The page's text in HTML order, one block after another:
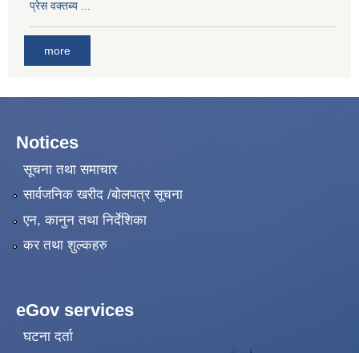
प्रेस वक्तब्य ...
more
Notices
सूचना तथा समाचार
सार्वजनिक खरीद /बोलपत्र सूचना
एन, कानुन तथा निर्देशिका
कर तथा शुल्कहरु
eGov services
घटना दर्ता